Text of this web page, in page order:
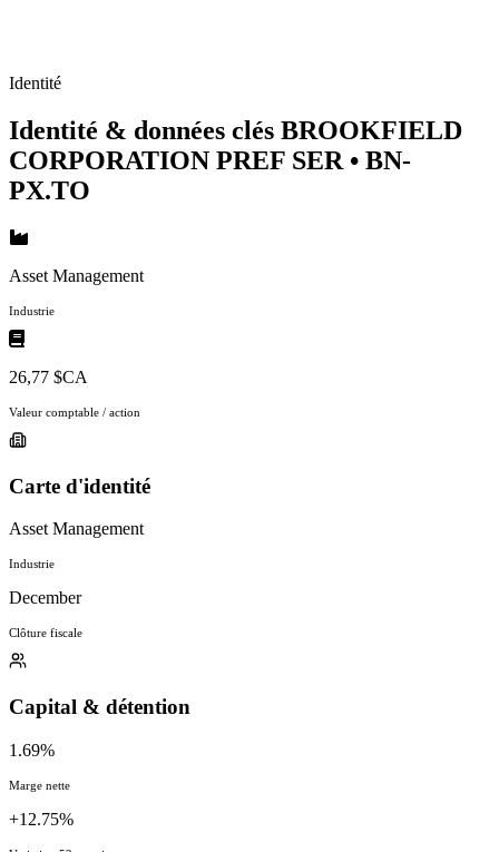
Identité
Identité & données clés BROOKFIELD
CORPORATION PREF SER • BN-
PX.TO
Asset Management
Industrie
26,77 $CA
Valeur comptable / action
Carte d'identité
Asset Management
Industrie
December
Clôture fiscale
Capital & détention
1.69%
Marge nette
+12.75%